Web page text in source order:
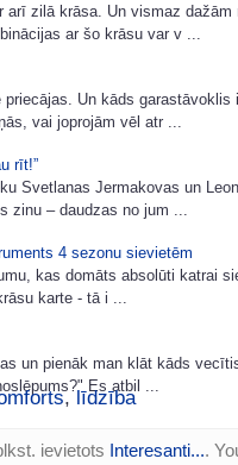
arī zilā krāsa. Un vismaz dažām
ar šo krāsu var v ...
Un kāds garastāvoklis
vai joprojām vēl atr ...
rīt!”
Svetlanas Jermakovas un
zinu – daudzas no jum ...
4 sezonu sievietēm
kas domāts absolūti katrai
karte - tā i ...
un pienāk man klāt kāds
Es atbil ...
,līdzība
ievietots Interesanti....